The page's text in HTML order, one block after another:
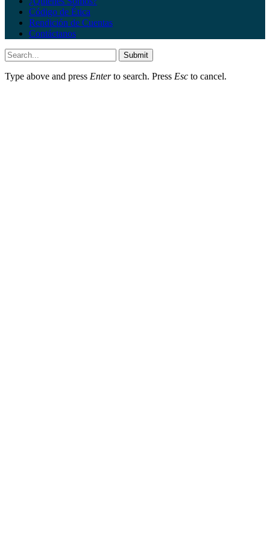
Código de Ética
Rendición de Cuentas
Contáctanos
Submit
Type above and press Enterto search. Press Esc to cancel.